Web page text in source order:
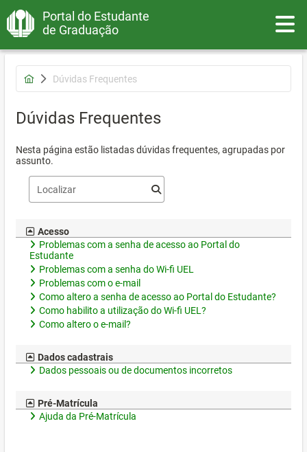
Portal do Estudante
de Graduação
Dúvidas Frequentes
Dúvidas Frequentes
Nesta página estão listadas dúvidas frequentes, agrupadas por
assunto.
Acesso
Problemas com a senha de acesso ao Portal do
Estudante
Problemas com a senha do Wi-fi UEL
Problemas com o e-mail
Como altero a senha de acesso ao Portal do Estudante?
Como habilito a utilização do Wi-fi UEL?
Como altero o e-mail?
Dados cadastrais
Dados pessoais ou de documentos incorretos
Pré-Matrícula
Ajuda da Pré-Matrícula